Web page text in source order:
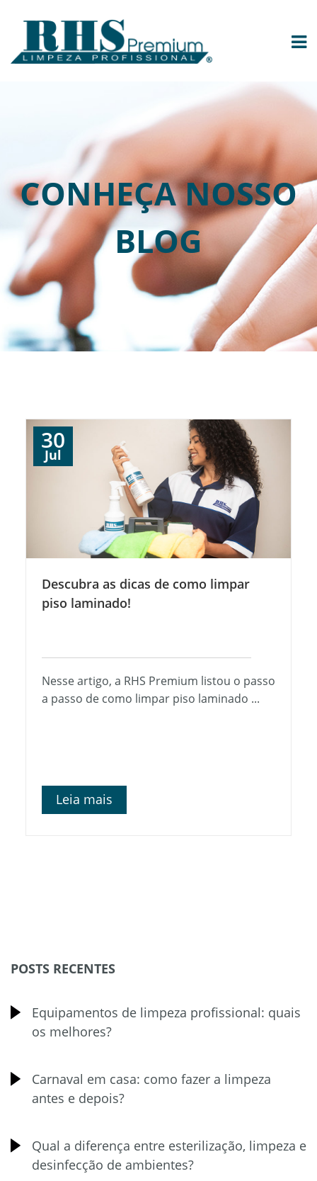
CONHEÇA NOSSO
BLOG
30
Jul
Descubra as dicas de como limpar
piso laminado!
Nesse artigo, a RHS Premium listou o passo
a passo de como limpar piso laminado ...
Leia mais
POSTS RECENTES
Equipamentos de limpeza profissional: quais
os melhores?
Carnaval em casa: como fazer a limpeza
antes e depois?
Qual a diferença entre esterilização, limpeza e
desinfecção de ambientes?